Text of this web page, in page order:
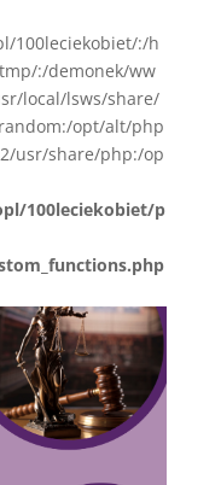
100leciekobiet/:/h
:/demonek/ww
local/lsws/share/
opt/alt/php
usr/share/php:/op
100leciekobiet/p